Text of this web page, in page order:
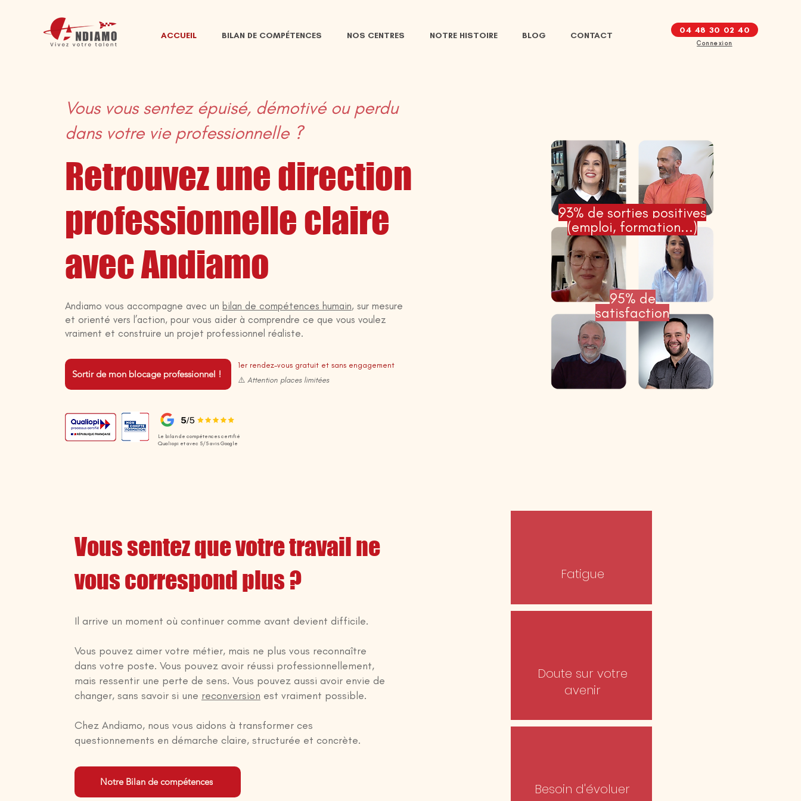
ACCUEIL BILAN DE COMPÉTENCES NOS CENTRES NOTRE HISTOIRE BLOG CONTACT
04 48 30 02 40
Connexion
Vous vous sentez épuisé, démotivé ou perdu
dans votre vie professionnelle ?
Retrouvez une direction
professionnelle claire
avec Andiamo
Andiamo vous accompagne avec un bilan de compétences humain, sur mesure
et orienté vers l’action, pour vous aider à comprendre ce que vous voulez
vraiment et construire un projet professionnel réaliste.
Sortir de mon blocage professionnel !
1er rendez-vous gratuit et sans engagement
⚠️ Attention places limitées
Le bilan de compétences certifié
Qualiopi et avec 5/5 avis Google
93% de sorties positives
(emploi, formation...)
95% de
satisfaction
Vous sentez que votre travail ne
vous correspond plus ?
Il arrive un moment où continuer comme avant devient difficile.
Vous pouvez aimer votre métier, mais ne plus vous reconnaître
dans votre poste. Vous pouvez avoir réussi professionnellement,
mais ressentir une perte de sens. Vous pouvez aussi avoir envie de
changer, sans savoir si une reconversion est vraiment possible.
Chez Andiamo, nous vous aidons à transformer ces
questionnements en démarche claire, structurée et concrète.
Notre Bilan de compétences
Fatigue
Doute sur votre
avenir
Besoin d'évoluer